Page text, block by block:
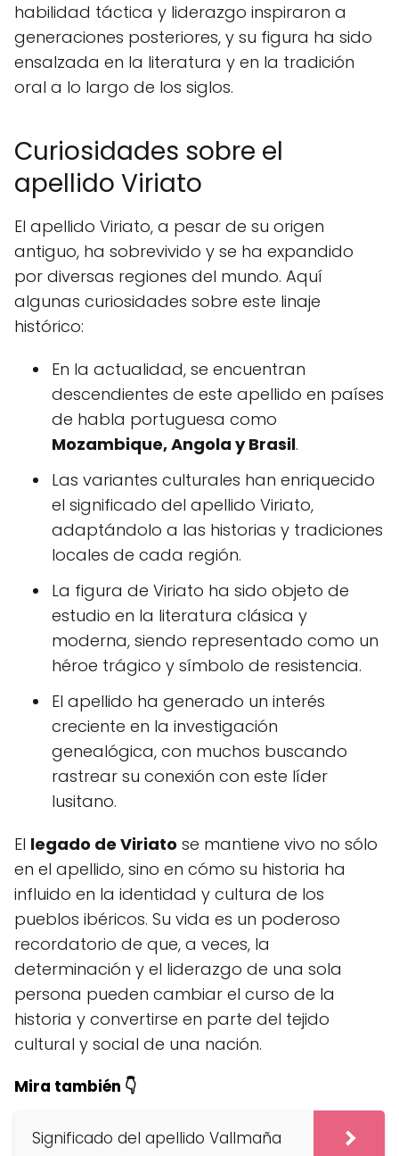
habilidad táctica y liderazgo inspiraron a
generaciones posteriores, y su figura ha sido
ensalzada en la literatura y en la tradición
oral a lo largo de los siglos.
Curiosidades sobre el
apellido Viriato
El apellido Viriato, a pesar de su origen
antiguo, ha sobrevivido y se ha expandido
por diversas regiones del mundo. Aquí
algunas curiosidades sobre este linaje
histórico:
En la actualidad, se encuentran
descendientes de este apellido en países
de habla portuguesa como
Mozambique, Angola y Brasil.
Las variantes culturales han enriquecido
el significado del apellido Viriato,
adaptándolo a las historias y tradiciones
locales de cada región.
La figura de Viriato ha sido objeto de
estudio en la literatura clásica y
moderna, siendo representado como un
héroe trágico y símbolo de resistencia.
El apellido ha generado un interés
creciente en la investigación
genealógica, con muchos buscando
rastrear su conexión con este líder
lusitano.
El legado de Viriato se mantiene vivo no sólo
en el apellido, sino en cómo su historia ha
influido en la identidad y cultura de los
pueblos ibéricos. Su vida es un poderoso
recordatorio de que, a veces, la
determinación y el liderazgo de una sola
persona pueden cambiar el curso de la
historia y convertirse en parte del tejido
cultural y social de una nación.
Mira también 👇
Significado del apellido Vallmaña